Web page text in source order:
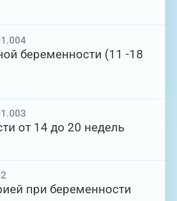
беременности (11 -18
от 14 до 20 недель
при беременности